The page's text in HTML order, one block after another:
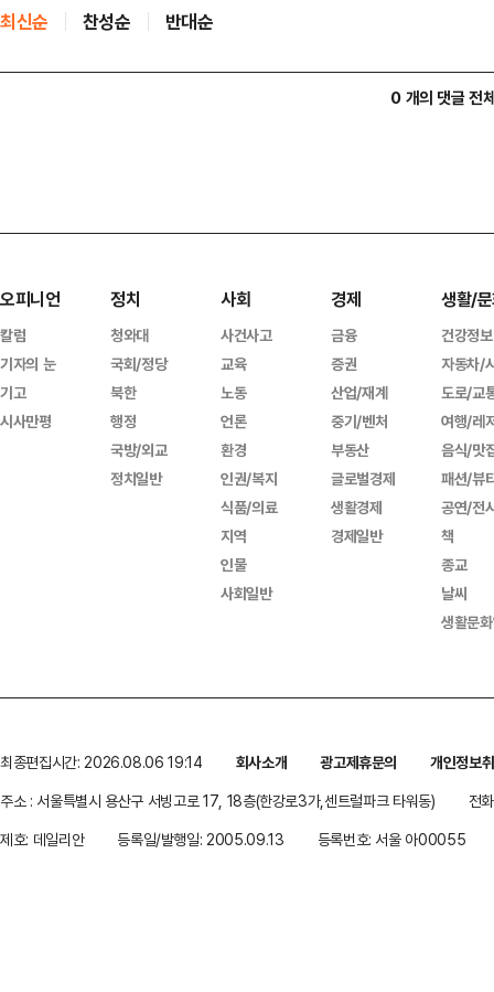
최신순 찬성순 반대순
0 개의 댓글 전
오피니언
칼럼
기자의 눈
기고
시사만평
정치
청와대
국회/정당
북한
행정
국방/외교
정치일반
사회
사건사고
교육
노동
언론
환경
인권/복지
식품/의료
지역
인물
사회일반
경제
금융
증권
산업/재계
중기/벤처
부동산
글로벌경제
생활경제
경제일반
생활/
건강정보
자동차/
도로/교
여행/레
음식/맛
패션/뷰
공연/전
책
종교
날씨
생활문
최종편집시간: 2026.08.06 19:14 회사소개 광고제휴문의
개인정보
주소 : 서울특별시 용산구 서빙고로 17, 18층(한강로3가,센트럴파크 타워동)
전
제호: 데일리안
등록일/발행일: 2005.09.13 등록번호: 서울 아00055